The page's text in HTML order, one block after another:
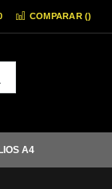
COMPARAR ()
A4